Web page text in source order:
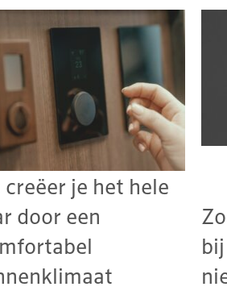
creëer je het hele
door een